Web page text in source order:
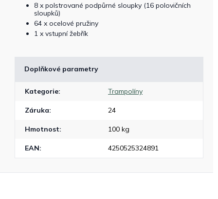
8 x polstrované podpůrné sloupky (16 polovičních
sloupků)
64 x ocelové pružiny
1 x vstupní žebřík
Doplňkové parametry
Kategorie: Trampolíny
Záruka: 24
Hmotnost: 100 kg
EAN: 4250525324891